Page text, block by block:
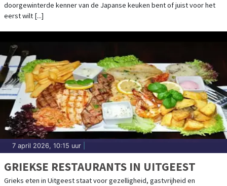
doorgewinterde kenner van de Japanse keuken bent of juist voor het
eerst wilt [...]
7 april 2026, 10:15 uur
GRIEKSE RESTAURANTS IN UITGEEST
Grieks eten in Uitgeest staat voor gezelligheid, gastvrijheid en